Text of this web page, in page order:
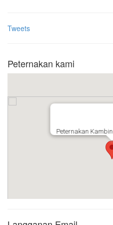
Tweets
Peternakan kami
Peternakan